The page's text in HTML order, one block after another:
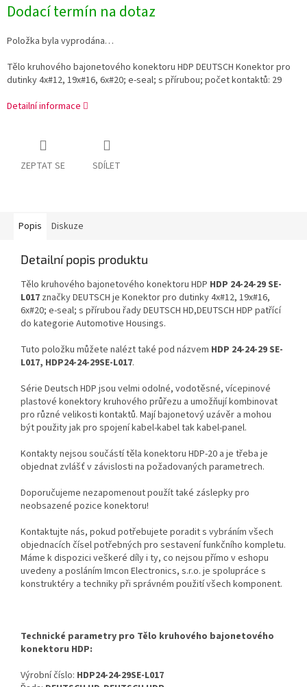
cena:
Dodací termín na dotaz
Položka byla vyprodána…
Tělo kruhového bajonetového konektoru HDP DEUTSCH Konektor pro
dutinky 4x#12, 19x#16, 6x#20; e-seal; s přírubou; počet kontaktů: 29
Detailní informace
ZEPTAT SE SDÍLET
Popis Diskuze
Detailní popis produktu
Tělo kruhového bajonetového konektoru HDP HDP 24-24-29 SE-
L017 značky DEUTSCH je Konektor pro dutinky 4x#12, 19x#16,
6x#20; e-seal; s přírubou řady DEUTSCH HD,DEUTSCH HDP patřící
do kategorie Automotive Housings.
Tuto položku můžete nalézt také pod názvem HDP 24-24-29 SE-
L017, HDP24-24-29SE-L017.
Série Deutsch HDP jsou velmi odolné, vodotěsné, vícepinové
plastové konektory kruhového průřezu a umožňují kombinovat
pro různé velikosti kontaktů. Mají bajonetový uzávěr a mohou
být použity jak pro spojení kabel-kabel tak kabel-panel.
Kontakty nejsou součástí těla konektoru HDP-20 a je třeba je
objednat zvlášť v závislosti na požadovaných parametrech.
Doporučujeme nezapomenout použít také záslepky pro
neobsazené pozice konektoru!
Kontaktujte nás, pokud potřebujete poradit s vybráním všech
objednacích čísel potřebných pro sestavení funkčního kompletu.
Máme k dispozici veškeré díly i ty, co nejsou přímo v eshopu
uvedeny a posláním Imcon Electronics, s.r.o. je spolupráce s
konstruktéry a techniky při správném použití všech komponent.
Technické parametry pro Tělo kruhového bajonetového
konektoru HDP:
Výrobní číslo: HDP24-24-29SE-L017